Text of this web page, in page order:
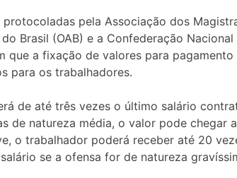
pela Associação dos
Brasil (OAB) e a Confederação Nacional
que a fixação de valores para pagamento
para os trabalhadores.
de até três vezes o último salário
de natureza média, o valor pode chegar
o trabalhador poderá receber até 20
se a ofensa for de natureza